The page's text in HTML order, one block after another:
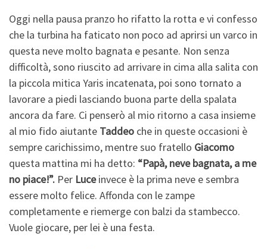
Oggi nella pausa pranzo ho rifatto la rotta e vi confesso
che la turbina ha faticato non poco ad aprirsi un varco in
questa neve molto bagnata e pesante. Non senza
difficoltà, sono riuscito ad arrivare in cima alla salita con
la piccola mitica Yaris incatenata, poi sono tornato a
lavorare a piedi lasciando buona parte della spalata
ancora da fare. Ci penserò al mio ritorno a casa insieme
al mio fido aiutante Taddeo che in queste occasioni è
sempre carichissimo, mentre suo fratello Giacomo
questa mattina mi ha detto: “Papà, neve bagnata, a me
no piace!”. Per Luceinvece è la prima neve e sembra
essere molto felice. Affonda con le zampe
completamente e riemerge con balzi da stambecco.
Vuole giocare, per lei è una festa.